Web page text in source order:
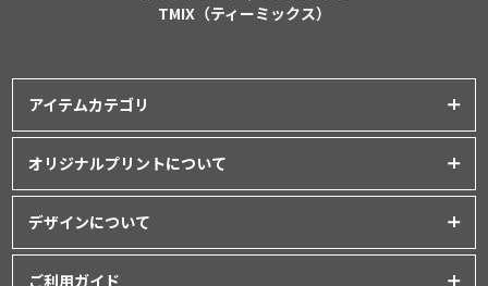
TMIX（ティーミックス）
アイテムカテゴリ
ポロシャツ│ スポーツウェア
パーカー・スウェット│ベビー服
オリジナルプリントについて
シルクスクリーンプリント
デザインについて
ご利用ガイド